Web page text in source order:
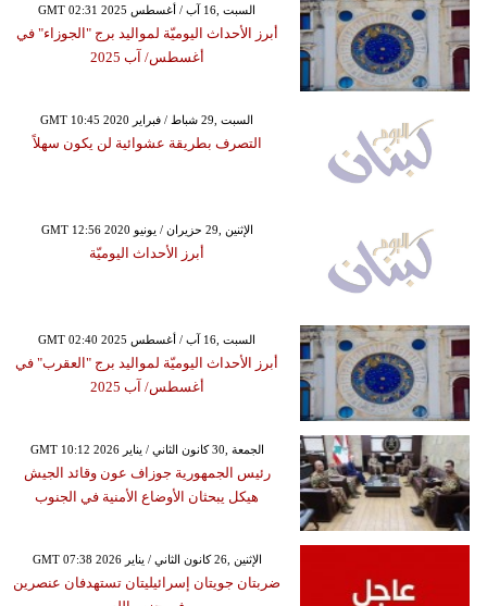
GMT 02:31 2025 السبت ,16 آب / أغسطس
أبرز الأحداث اليوميّة لمواليد برج "الجوزاء" في
أغسطس/ آب 2025
GMT 10:45 2020 السبت ,29 شباط / فبراير
التصرف بطريقة عشوائية لن يكون سهلاً
GMT 12:56 2020 الإثنين ,29 حزيران / يونيو
أبرز الأحداث اليوميّة
GMT 02:40 2025 السبت ,16 آب / أغسطس
أبرز الأحداث اليوميّة لمواليد برج "العقرب" في
أغسطس/ آب 2025
GMT 10:12 2026 الجمعة ,30 كانون الثاني / يناير
رئيس الجمهورية جوزاف عون وقائد الجيش
هيكل يبحثان الأوضاع الأمنية في الجنوب
GMT 07:38 2026 الإثنين ,26 كانون الثاني / يناير
ضربتان جويتان إسرائيليتان تستهدفان عنصرين